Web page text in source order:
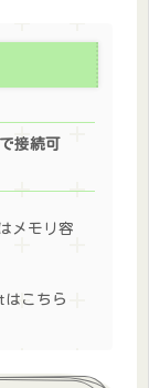
接続可
メモリ容
こちら